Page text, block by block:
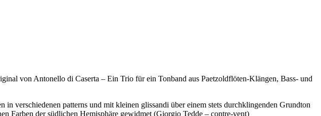
von Antonello di Caserta – Ein Trio für ein Tonband aus Paetzoldflöten-Klängen, Bass- und
verschiedenen patterns und mit kleinen glissandi über einem stets durchklingenden Grundton
Farben der südlichen Hemisphäre gewidmet (Giorgio Tedde – contre-vent)